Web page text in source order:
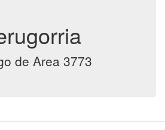
de Area 3773